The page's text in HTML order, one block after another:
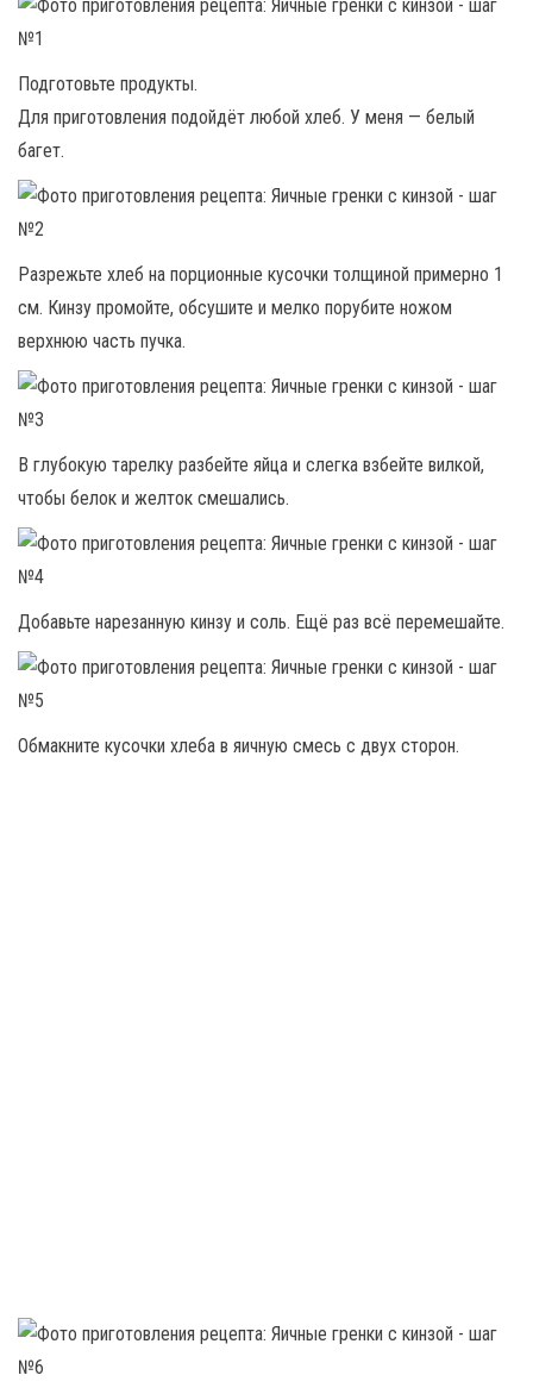
Подготовьте продукты.
Для приготовления подойдёт любой хлеб. У меня — белый
багет.
Разрежьте хлеб на порционные кусочки толщиной примерно 1
см. Кинзу промойте, обсушите и мелко порубите ножом
верхнюю часть пучка.
В глубокую тарелку разбейте яйца и слегка взбейте вилкой,
чтобы белок и желток смешались.
Добавьте нарезанную кинзу и соль. Ещё раз всё перемешайте.
Обмакните кусочки хлеба в яичную смесь с двух сторон.